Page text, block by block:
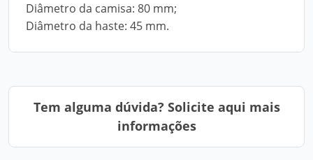
Diâmetro da camisa: 80 mm;
Diâmetro da haste: 45 mm.
Tem alguma dúvida? Solicite aqui mais
informações